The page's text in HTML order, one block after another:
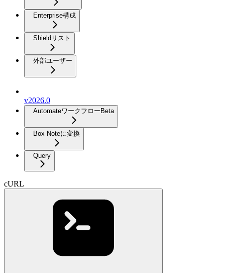
Enterprise構成
Shieldリスト
外部ユーザー
v2026.0
Automateワークフロー Beta
Box Noteに変換
Query
cURL